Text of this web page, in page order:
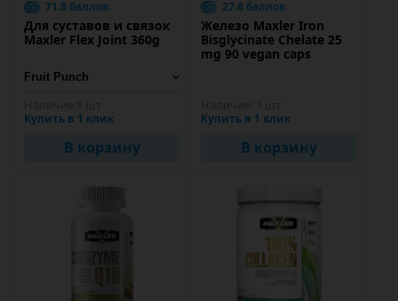
71.8 баллов
Для суставов и связок
Maxler Flex Joint 360g
Купить в 1 клик
В корзину
27.8 баллов
Железо Maxler Iron
Bisglycinate Chelate 25
mg 90 vegan caps
Купить в 1 клик
В корзину